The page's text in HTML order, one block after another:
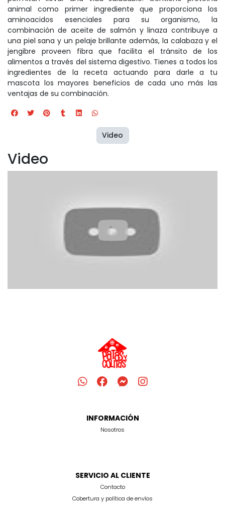
animal como primer ingrediente que proporciona los
aminoacidos esenciales para su organismo, la
combinación de aceite de salmón y linaza contribuye a
una piel sana y un pelaje brillante además, la calabaza y el
jengibre proveen fibra que facilita el tránsito de los
alimentos a través del sistema digestivo. Tienes a todos los
ingredientes de la receta actuando para darle a tu
mascota los mayores beneficios de cada uno más las
ventajas de su combinación.
Video
Video
INFORMACIÓN
Nosotros
SERVICIO AL CLIENTE
Contacto
Cobertura y política de envíos